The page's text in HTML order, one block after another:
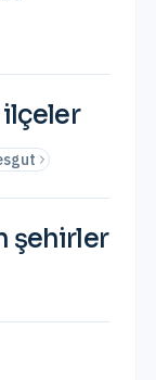
ilçeler
şehirler